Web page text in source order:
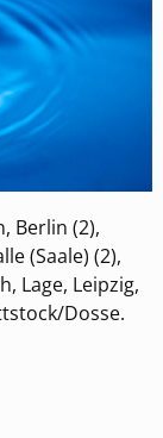
Berlin (2),
(Saale) (2),
Lage, Leipzig,
Dosse.